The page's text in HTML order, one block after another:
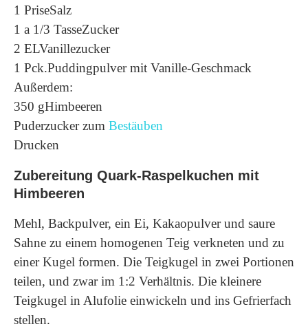
1 PriseSalz
1 a 1/3 TasseZucker
2 ELVanillezucker
1 Pck.Puddingpulver mit Vanille-Geschmack
Außerdem:
350 gHimbeeren
Puderzucker zum Bestäuben
Drucken
Zubereitung Quark-Raspelkuchen mit
Himbeeren
Mehl, Backpulver, ein Ei, Kakaopulver und saure
Sahne zu einem homogenen Teig verkneten und zu
einer Kugel formen. Die Teigkugel in zwei Portionen
teilen, und zwar im 1:2 Verhältnis. Die kleinere
Teigkugel in Alufolie einwickeln und ins Gefrierfach
stellen.